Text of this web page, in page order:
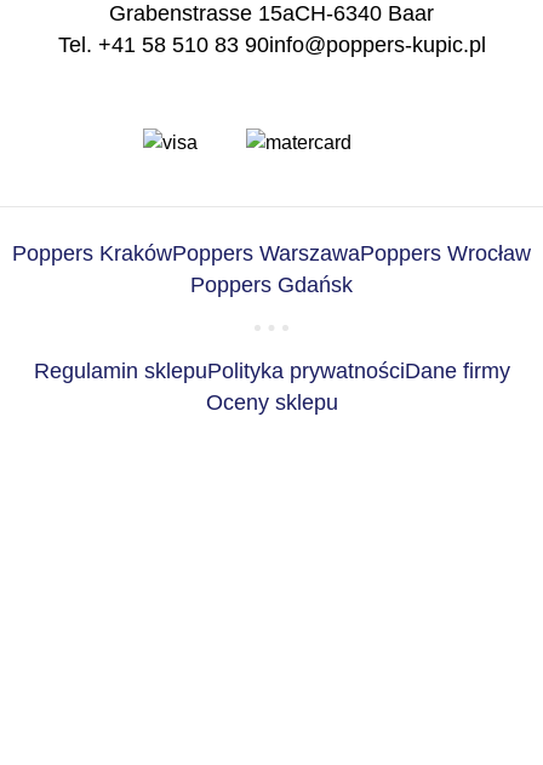
Grabenstrasse 15aCH-6340 Baar
Tel. +41 58 510 83 90info@poppers-kupic.pl
Poppers KrakówPoppers WarszawaPoppers Wrocław
Poppers Gdańsk
Regulamin sklepuPolityka prywatnościDane firmy
Oceny sklepu